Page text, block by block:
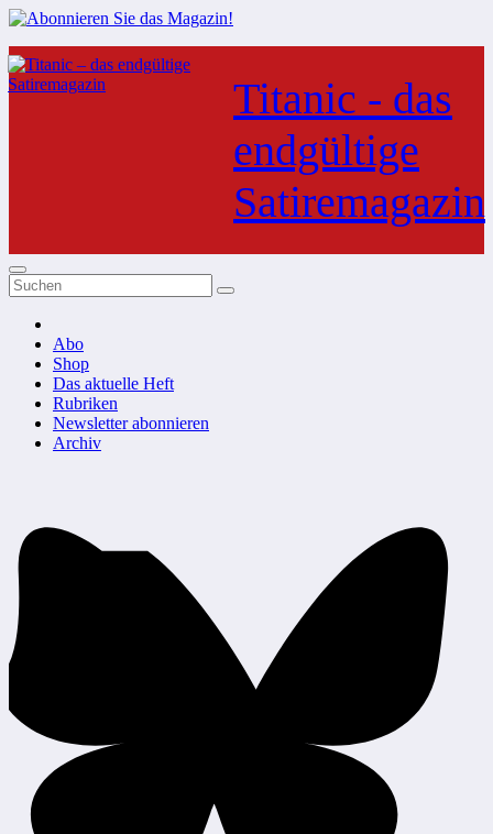
Zum
Inhalt
springen
Titanic - das
endgültige
Satiremagazin
Abo
Shop
Das aktuelle Heft
Rubriken
Newsletter abonnieren
Archiv